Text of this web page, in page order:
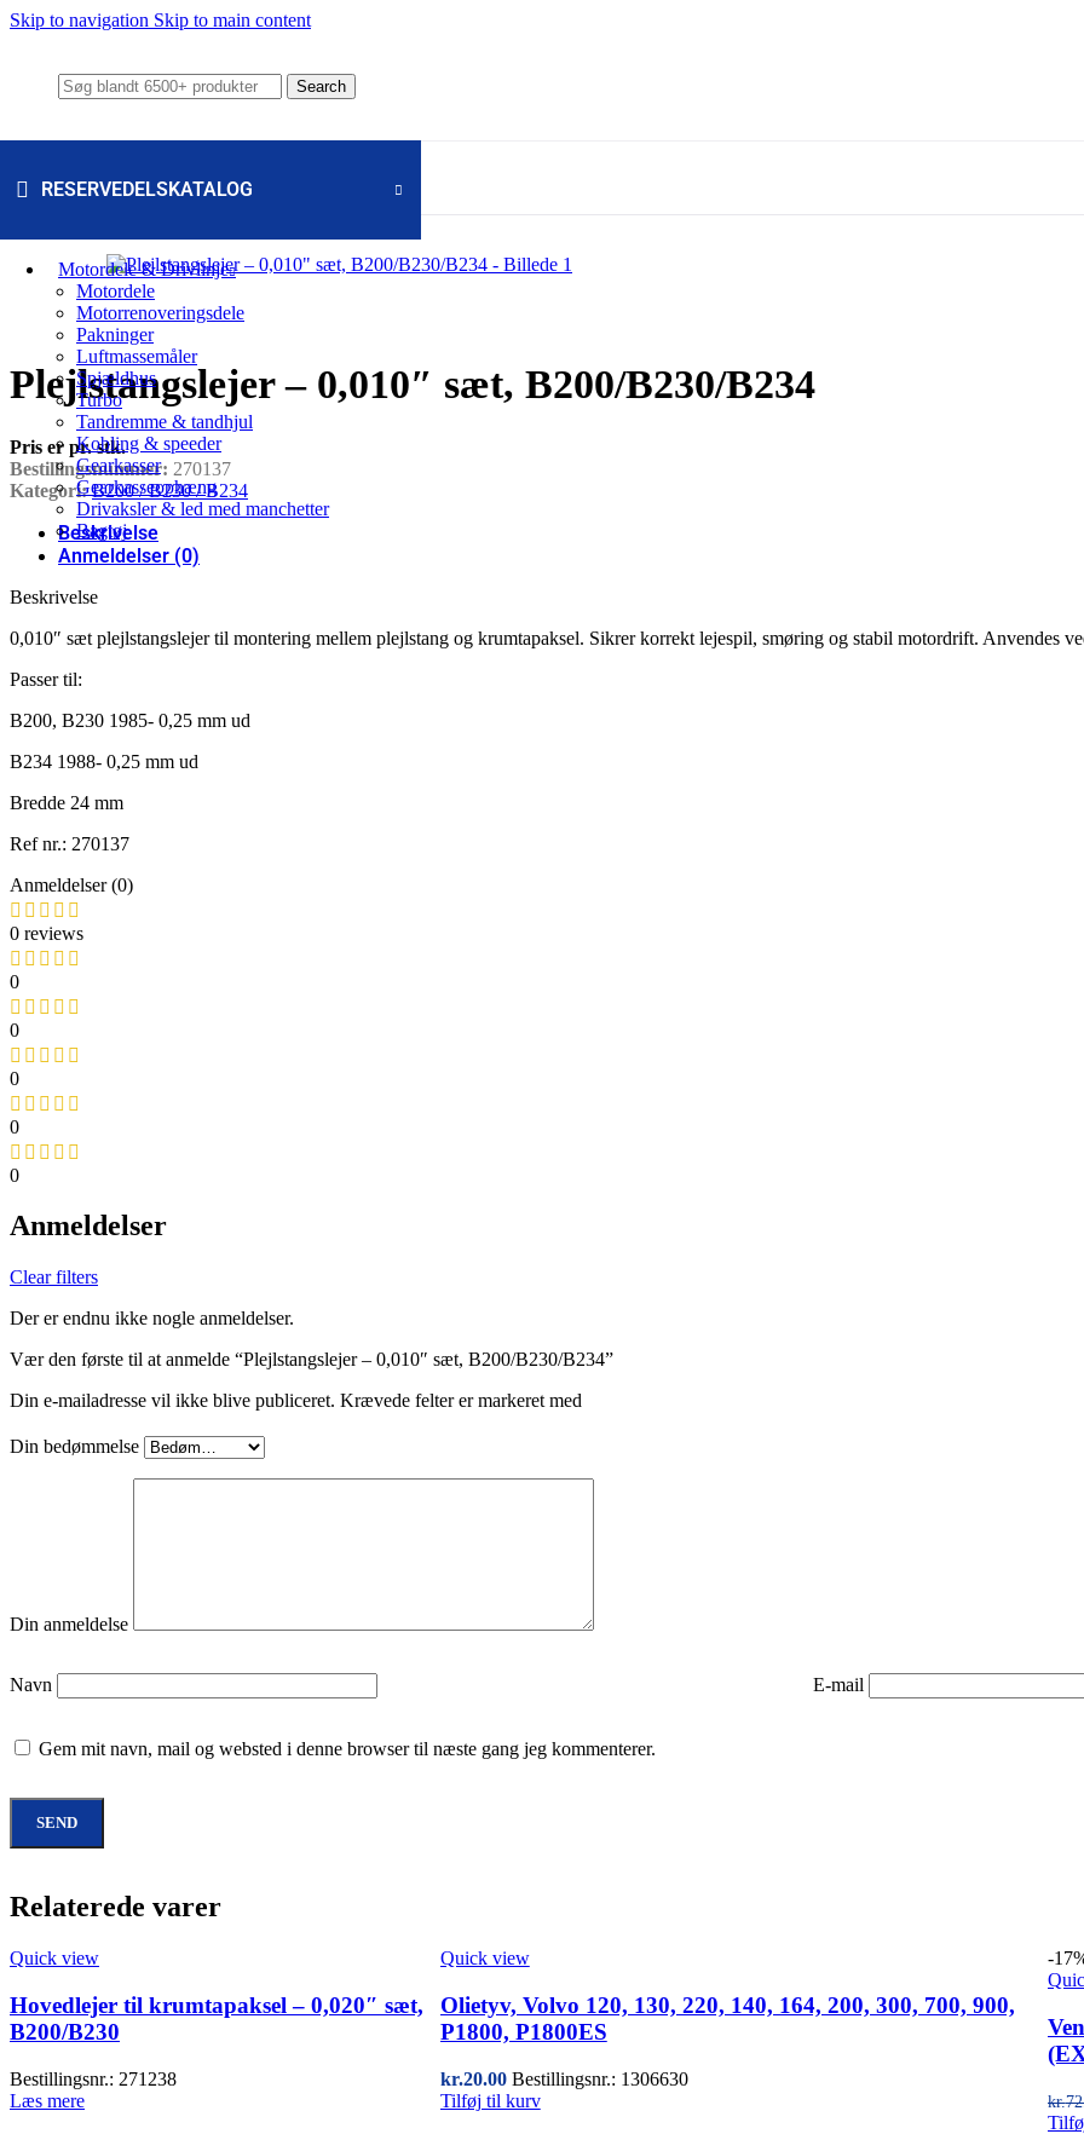
Skip to navigation Skip to main content
Search
RESERVEDELSKATALOG
Motordele & Drivlinje
Motordele
Motorrenoveringsdele
Pakninger
Luftmassemåler
Spjældhus
Turbo
Tandremme & tandhjul
Kobling & speeder
Gearkasser
Gearkasseophæng
Drivaksler & led med manchetter
Bagtøj
Plejlstangslejer – 0,010″ sæt, B200/B230/B234
Pris er pr. stk.
Bestillingsnummer: 270137
Kategori: B200 / B230 / B234
Beskrivelse
Anmeldelser (0)
Beskrivelse
0,010″ sæt plejlstangslejer til montering mellem plejlstang og krumtapaksel. Sikrer korrekt lejespil, smøring og stabil motordrift. Anvendes
Passer til:
B200, B230 1985- 0,25 mm ud
B234 1988- 0,25 mm ud
Bredde 24 mm
Ref nr.: 270137
Anmeldelser (0)
0 reviews
0
0
0
0
0
Anmeldelser
Clear filters
Der er endnu ikke nogle anmeldelser.
Vær den første til at anmelde “Plejlstangslejer – 0,010″ sæt, B200/B230/B234”
Din e-mailadresse vil ikke blive publiceret. Krævede felter er markeret med
Din bedømmelse
Din anmeldelse
Navn E-mail
Gem mit navn, mail og websted i denne browser til næste gang jeg kommenterer.
Relaterede varer
Quick view
Hovedlejer til krumtapaksel – 0,020″ sæt,
B200/B230
Bestillingsnr.: 271238
Læs mere
Quick view
Olietyv, Volvo 120, 130, 220, 140, 164, 200, 300, 700, 900,
P1800, P1800ES
kr.20.00 Bestillingsnr.: 1306630
Tilføj til kurv
-
kr.